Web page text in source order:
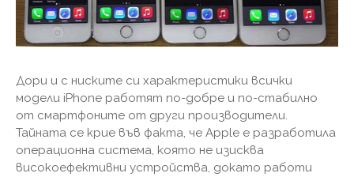
Дори и с ниските си характеристики всички
модели iPhone работят по-добре и по-стабилно
от смартфоните от други производители.
Тайната се крие във факта, че Apple е разработила
операционна система, която не изисква
високоефективни устройства, докато работи